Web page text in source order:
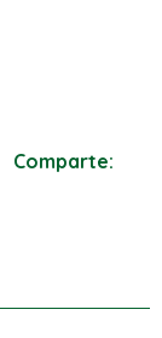
Comparte: